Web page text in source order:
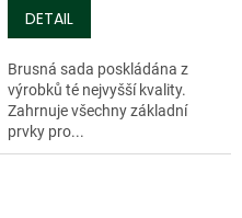
DETAIL
Brusná sada poskládána z
výrobků té nejvyšší kvality.
Zahrnuje všechny základní
prvky pro...